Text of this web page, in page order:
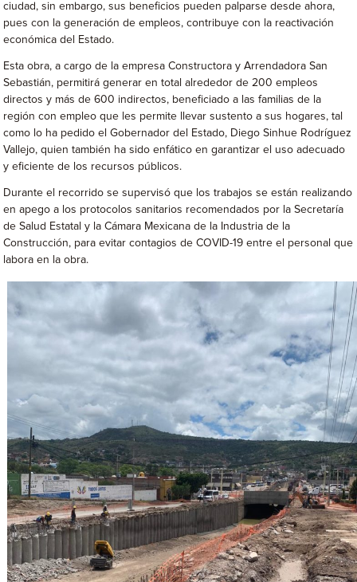
ciudad, sin embargo, sus beneficios pueden palparse desde ahora,
pues con la generación de empleos, contribuye con la reactivación
económica del Estado.
Esta obra, a cargo de la empresa Constructora y Arrendadora San
Sebastián, permitirá generar en total alrededor de 200 empleos
directos y más de 600 indirectos, beneficiado a las familias de la
región con empleo que les permite llevar sustento a sus hogares, tal
como lo ha pedido el Gobernador del Estado, Diego Sinhue Rodríguez
Vallejo, quien también ha sido enfático en garantizar el uso adecuado
y eficiente de los recursos públicos.
Durante el recorrido se supervisó que los trabajos se están realizando
en apego a los protocolos sanitarios recomendados por la Secretaría
de Salud Estatal y la Cámara Mexicana de la Industria de la
Construcción, para evitar contagios de COVID-19 entre el personal que
labora en la obra.